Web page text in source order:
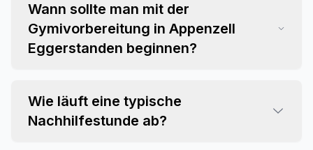
Wann sollte man mit der
Gymivorbereitung in Appenzell
Eggerstanden beginnen?
Wie läuft eine typische
Nachhilfestunde ab?